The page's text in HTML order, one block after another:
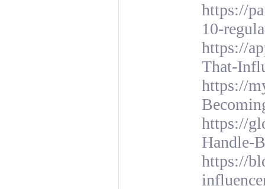
https://
10-
https://
That-
https://
https://
Handle-
https://